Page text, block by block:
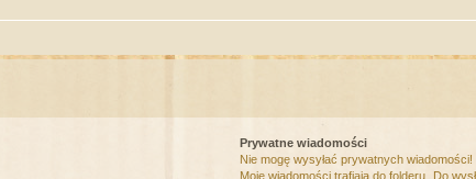
Prywatne wiadomości
Nie mogę wysyłać prywatnych wiadomości!
Moje wiadomości trafiają do folderu „Do